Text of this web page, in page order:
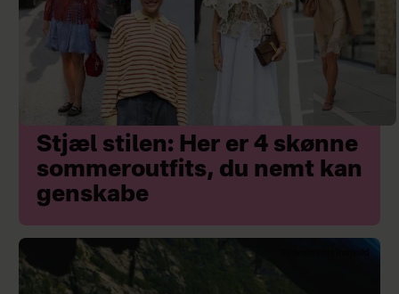
Stjæl stilen: Her er 4 skønne
sommeroutfits, du nemt kan
genskabe